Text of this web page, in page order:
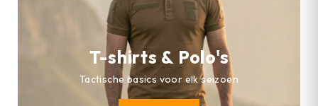
T-shirts & Polo's
Tactische basics voor elk seizoen